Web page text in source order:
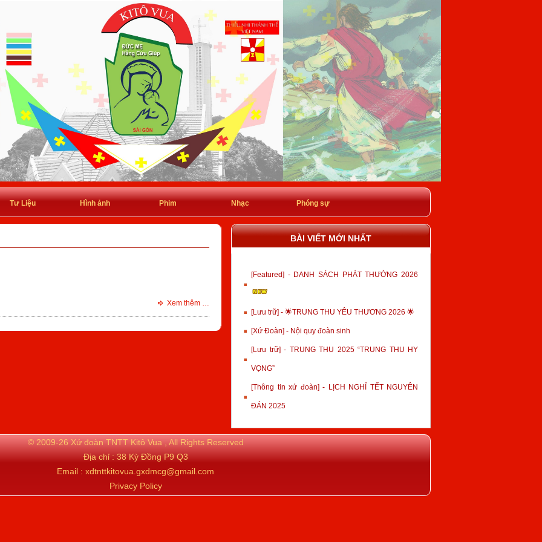
Tư Liệu Hình ảnh Phim Nhạc Phóng sự
Xem thêm …
BÀI VIẾT MỚI NHẤT
[Featured] - DANH SÁCH PHÁT THƯỞNG 2026
[Lưu trữ] - 🌟TRUNG THU YÊU THƯƠNG 2026 🌟
[Xứ Đoàn] - Nội quy đoàn sinh
[Lưu trữ] - TRUNG THU 2025 “TRUNG THU HY
VỌNG”
[Thông tin xứ đoàn] - LỊCH NGHỈ TẾT NGUYÊN
ĐÁN 2025
© 2009-26 Xứ đoàn TNTT Kitô Vua , All Rights Reserved
Địa chỉ : 38 Kỳ Đồng P9 Q3
Email : xdtnttkitovua.gxdmcg@gmail.com
Privacy Policy